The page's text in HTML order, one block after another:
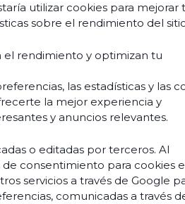
utilizar cookies para mejorar
sobre el rendimiento del
el rendimiento y optimizan tu
las estadísticas y las
la mejor experiencia y
y anuncios relevantes.
o editadas por terceros. Al
consentimiento para cookies e
servicios a través de Google
comunicadas a través
CRM
Customer